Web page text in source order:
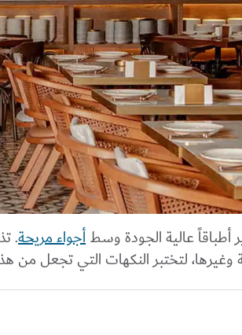
أطباقاً عالية الجودة وسطأجواء مريحة.
وغيرها، لتختبر النكهات التي تجعل من